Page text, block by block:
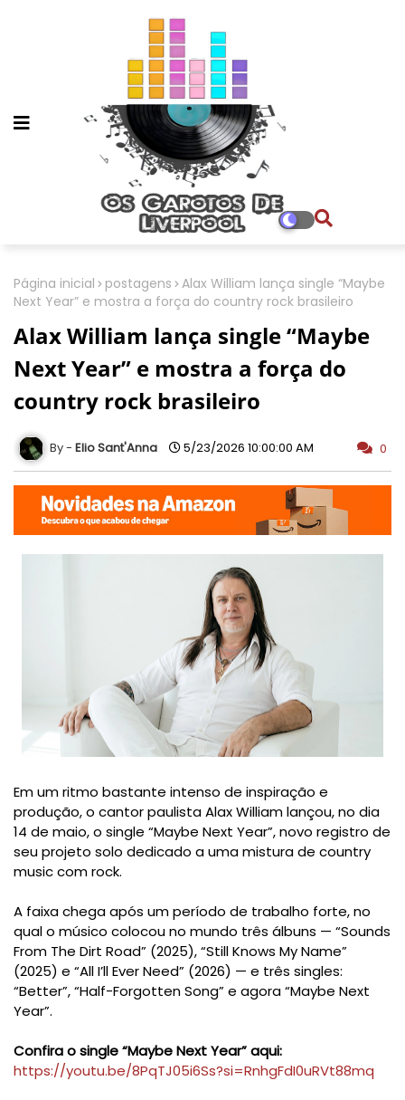
Página inicial postagens Alax William lança single “Maybe
Next Year” e mostra a força do country rock brasileiro
Alax William lança single “Maybe
Next Year” e mostra a força do
country rock brasileiro
Elio Sant'Anna 5/23/2026 10:00:00 AM 0
Em um ritmo bastante intenso de inspiração e
produção, o cantor paulista Alax William lançou, no dia
14 de maio, o single “Maybe Next Year”, novo registro de
seu projeto solo dedicado a uma mistura de country
music com rock.
A faixa chega após um período de trabalho forte, no
qual o músico colocou no mundo três álbuns — “Sounds
From The Dirt Road” (2025), “Still Knows My Name”
(2025) e “All I’ll Ever Need” (2026) — e três singles:
“Better”, “Half-Forgotten Song” e agora “Maybe Next
Year”.
Confira o single “Maybe Next Year” aqui:
https://youtu.be/8PqTJ05i6Ss?si=RnhgFdI0uRVt88mq